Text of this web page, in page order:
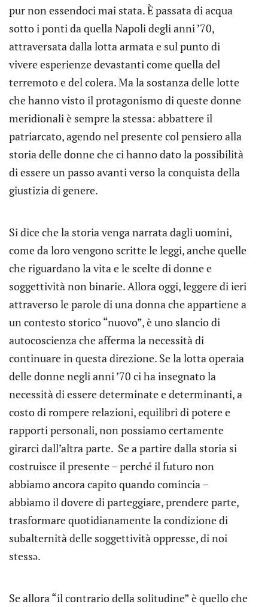
pur non essendoci mai stata. È passata di acqua
sotto i ponti da quella Napoli degli anni ’70,
attraversata dalla lotta armata e sul punto di
vivere esperienze devastanti come quella del
terremoto e del colera. Ma la sostanza delle lotte
che hanno visto il protagonismo di queste donne
meridionali è sempre la stessa: abbattere il
patriarcato, agendo nel presente col pensiero alla
storia delle donne che ci hanno dato la possibilità
di essere un passo avanti verso la conquista della
giustizia di genere.
Si dice che la storia venga narrata dagli uomini,
come da loro vengono scritte le leggi, anche quelle
che riguardano la vita e le scelte di donne e
soggettività non binarie. Allora oggi, leggere di ieri
attraverso le parole di una donna che appartiene a
un contesto storico “nuovo”, è uno slancio di
autocoscienza che afferma la necessità di
continuare in questa direzione. Se la lotta operaia
delle donne negli anni ’70 ci ha insegnato la
necessità di essere determinate e determinanti, a
costo di rompere relazioni, equilibri di potere e
rapporti personali, non possiamo certamente
girarci dall’altra parte. Se a partire dalla storia si
costruisce il presente – perché il futuro non
abbiamo ancora capito quando comincia –
abbiamo il dovere di parteggiare, prendere parte,
trasformare quotidianamente la condizione di
subalternità delle soggettività oppresse, di noi
stessə.
Se allora “il contrario della solitudine” è quello che